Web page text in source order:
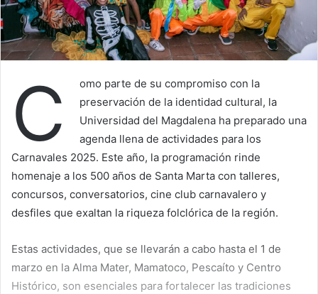
C
omo parte de su compromiso con la
preservación de la identidad cultural, la
Universidad del Magdalena ha preparado una
agenda llena de actividades para los
Carnavales 2025. Este año, la programación rinde
homenaje a los 500 años de Santa Marta con talleres,
concursos, conversatorios, cine club carnavalero y
desfiles que exaltan la riqueza folclórica de la región.
Estas actividades, que se llevarán a cabo hasta el 1 de
marzo en la Alma Mater, Mamatoco, Pescaíto y Centro
Histórico, son esenciales para fortalecer las tradiciones